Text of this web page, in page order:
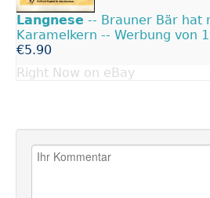
Langnese -- Brauner Bär hat
Karamelkern -- Werbung von
€5.90
Right Now on eBay